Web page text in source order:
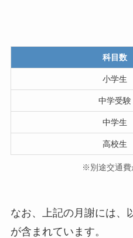
科目数
小学生
中学受験
中学生
高校生
※別途交通費
なお、上記の月謝には、
が含まれています。